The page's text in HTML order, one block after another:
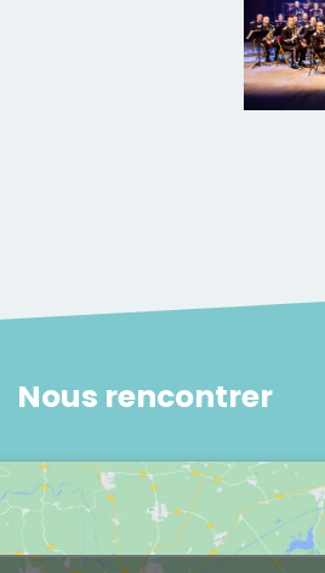
Nous rencontrer